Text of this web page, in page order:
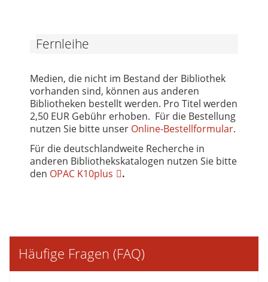
Fernleihe
Medien, die nicht im Bestand der Bibliothek
vorhanden sind, können aus anderen
Bibliotheken bestellt werden. Pro Titel werden
2,50 EUR Gebühr erhoben. Für die Bestellung
nutzen Sie bitte unser Online-Bestellformular.
Für die deutschlandweite Recherche in
anderen Bibliothekskatalogen nutzen Sie bitte
den OPAC K10plus .
Häufige Fragen (FAQ)